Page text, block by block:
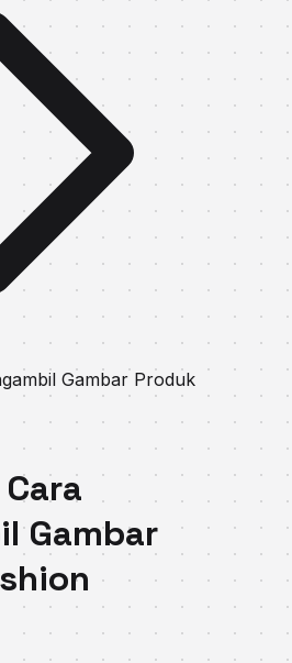
Gambar Produk
Gambar